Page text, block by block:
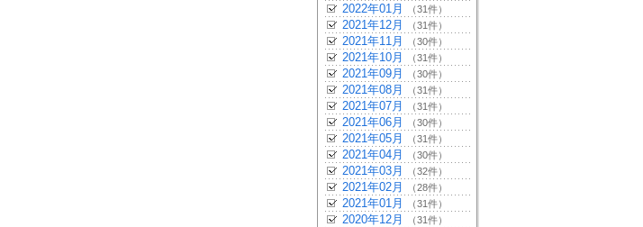
2022年01月 （31件）
2021年12月 （31件）
2021年11月 （30件）
2021年10月 （31件）
2021年09月 （30件）
2021年08月 （31件）
2021年07月 （31件）
2021年06月 （30件）
2021年05月 （31件）
2021年04月 （30件）
2021年03月 （32件）
2021年02月 （28件）
2021年01月 （31件）
2020年12月 （31件）